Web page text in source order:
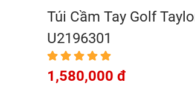
Túi Cầm Tay Golf
U2196301
1,580,000 đ